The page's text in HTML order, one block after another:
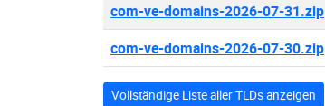
com-ve-domains-2026-07-31.zip
com-ve-domains-2026-07-30.zip
Vollständige Liste aller TLDs anzeigen